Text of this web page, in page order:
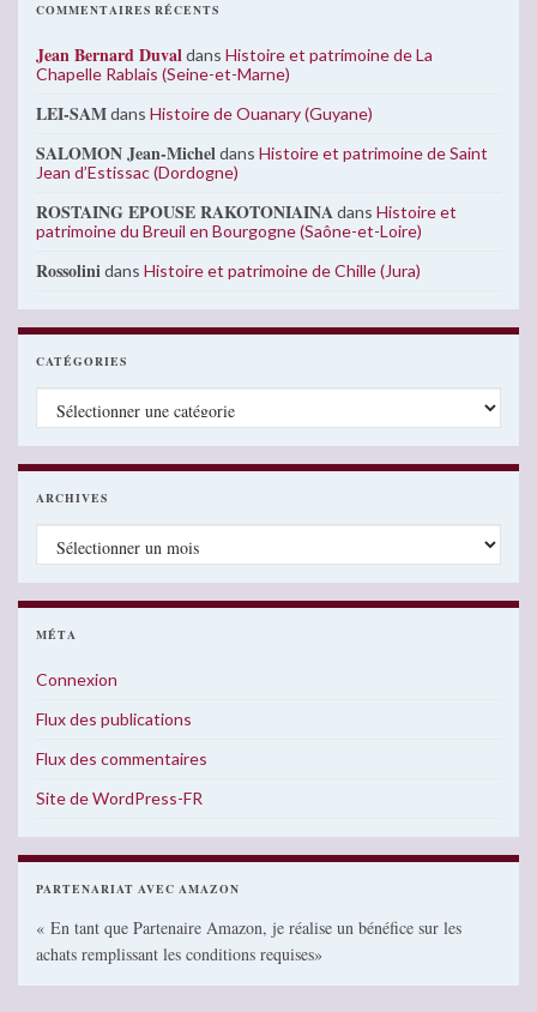
COMMENTAIRES RÉCENTS
Jean Bernard Duvaldans Histoire et patrimoine de La
Chapelle Rablais (Seine-et-Marne)
LEI-SAMdans Histoire de Ouanary (Guyane)
SALOMON Jean-Micheldans Histoire et patrimoine de Saint
Jean d’Estissac (Dordogne)
ROSTAING EPOUSE RAKOTONIAINAdans Histoire et
patrimoine du Breuil en Bourgogne (Saône-et-Loire)
Rossolinidans Histoire et patrimoine de Chille (Jura)
CATÉGORIES
Catégories
ARCHIVES
Archives
MÉTA
Connexion
Flux des publications
Flux des commentaires
Site de WordPress-FR
PARTENARIAT AVEC AMAZON
« En tant que Partenaire Amazon, je réalise un bénéfice sur les
achats remplissant les conditions requises»